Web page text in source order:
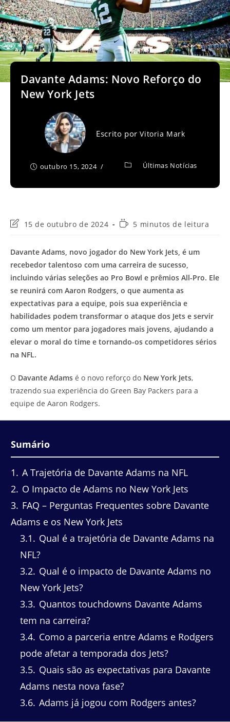
Davante Adams: Novo Reforço do
New York Jets
Escrito porVitoria Mark
outubro 15, 2024 Últimas Notícias
Última
post:
15 de outubro de 2024
Tempo5 minutos de leitura
Davante Adams, novo jogador do New York Jets, é um
recebedor talentoso com uma carreira de sucesso,
incluindo várias seleções ao Pro Bowl e prêmios All-Pro. Ele
se reunirá com Aaron Rodgers, o que aumenta as
expectativas para a equipe, pois sua experiência e
habilidades podem transformar o ataque dos Jets e servir
como um mentor para jogadores mais jovens, ajudando a
elevar o moral do time e tornando-os competidores sérios
na NFL.
O Davante Adams é o novo reforço do New York Jets,
trazendo sua experiência do Green Bay Packers para a
equipe de Aaron Rodgers.
Sumário
1
A Trajetória de Davante Adams na NFL
2 O Impacto de Adams no New York Jets
3 FAQ – Perguntas Frequentes sobre Davante
Adams e os New York Jets
3.1
Qual é a trajetória de Davante Adams na
NFL?
3.2 Qual é o impacto de Davante Adams no
New York Jets?
3.3 Quantos touchdowns Davante Adams
tem na carreira?
3.4 Como a parceria entre Adams e Rodgers
pode afetar a temporada dos Jets?
3.5 Quais são as expectativas para Davante
Adams nesta nova fase?
3.6 Adams já jogou com Rodgers antes?